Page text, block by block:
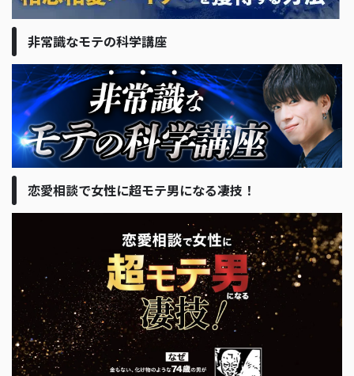
非常識なモテの科学講座
恋愛相談で女性に超モテ男になる凄技！